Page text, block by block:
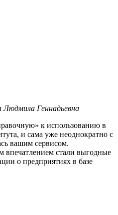
Геннадьевна
к использованию в
и сама уже неоднократно с
вашим сервисом.
стали выгодные
о предприятиях в базе